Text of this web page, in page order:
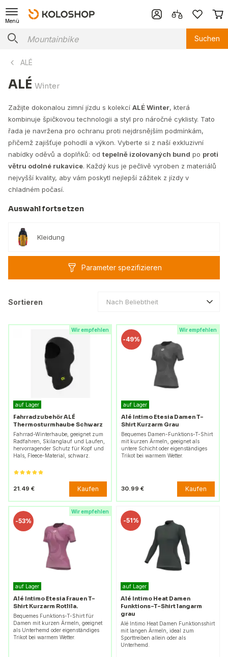
Menü
Suchen
ALÉ
ALÉ Winter
Zažijte dokonalou zimní jízdu s kolekcí ALÉ Winter, která
kombinuje špičkovou technologii a styl pro náročné cyklisty. Tato
řada je navržena pro ochranu proti nejdrsnějším podmínkám,
přičemž zajišťuje pohodlí a výkon. Vyberte si z naší exkluzivní
nabídky oděvů a doplňků: od tepelně izolovaných bund po proti
větru odolné rukavice. Každý kus je pečlivě vyroben z materiálů
nejvyšší kvality, aby vám poskytl nejlepší zážitek z jízdy v
chladném počasí.
Auswahl fortsetzen
Kleidung
Parameter spezifizieren
Sortieren Nach Beliebtheit
Wir empfehlen
auf Lager
Fahrradzubehör ALÉ
Thermosturmhaube Schwarz
Fahrrad-Winterhaube, geeignet zum
Radfahren, Skilanglauf und Laufen,
hervorragender Schutz für Kopf und
Hals, Fleece-Material, schwarz.
21.49 € Kaufen
Wir empfehlen
-49%
auf Lager
Alé Intimo Etesia Damen T-
Shirt Kurzarm Grau
Bequemes Damen-Funktions-T-Shirt
mit kurzen Ärmeln, geeignet als
untere Schicht oder eigenständiges
Trikot bei warmem Wetter.
30.99 € Kaufen
Wir empfehlen
-53%
auf Lager
Alé Intimo Etesia Frauen T-
Shirt Kurzarm Rotlila.
Bequemes Funktions-T-Shirt für
Damen mit kurzen Ärmeln, geeignet
als Unterhemd oder eigenständiges
Trikot bei warmem Wetter.
-51%
auf Lager
Alé Intimo Heat Damen
Funktions-T-Shirt langarm
grau
Alé Intimo Heat Damen Funktionsshirt
mit langen Ärmeln, ideal zum
Sporttreiben allein oder als
Unterhemd.